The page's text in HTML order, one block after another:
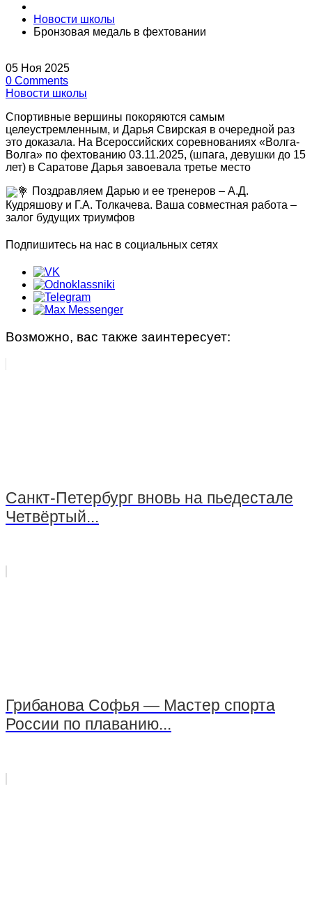
Новости школы
Бронзовая медаль в фехтовании
05 Ноя 2025
0 Comments
Новости школы
Спортивные вершины покоряются самым
целеустремленным, и Дарья Свирская в очередной раз
это доказала. На Всероссийских соревнованиях «Волга-
Волга» по фехтованию 03.11.2025, (шпага, девушки до 15
лет) в Саратове Дарья завоевала третье место
Поздравляем Дарью и ее тренеров – А.Д.
Кудряшову и Г.А. Толкачева. Ваша совместная работа –
залог будущих триумфов
Подпишитесь на нас в социальных сетях
Возможно, вас также заинтересует:
Санкт-Петербург вновь на пьедестале
Четвёртый...
Грибанова Софья — Мастер спорта
России по плаванию...